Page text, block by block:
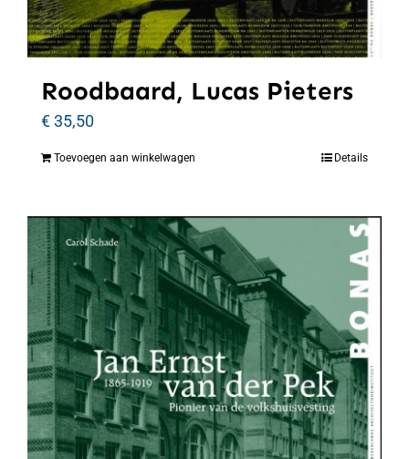
Roodbaard, Lucas Pieters
€35,50
Toevoegen aan winkelwagen Details